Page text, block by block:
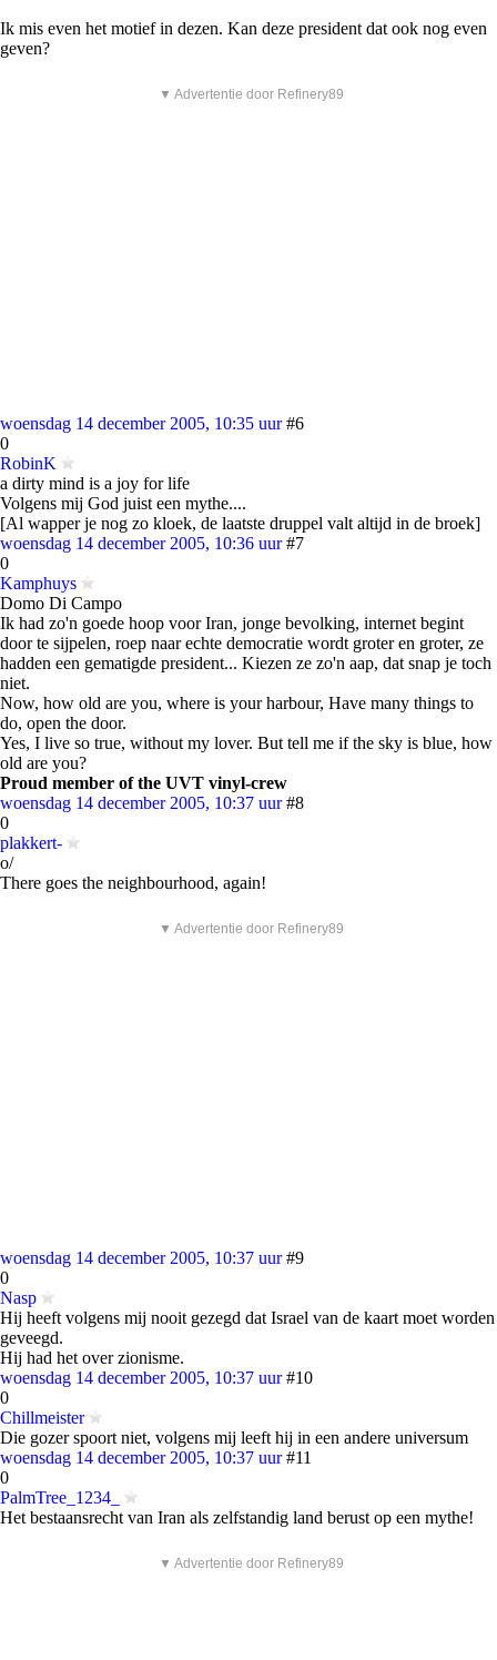
Ik mis even het motief in dezen. Kan deze president dat ook nog even
geven?
▼ Advertentie door Refinery89
woensdag 14 december 2005, 10:35 uur #6
0
RobinK
a dirty mind is a joy for life
Volgens mij God juist een mythe....
[Al wapper je nog zo kloek, de laatste druppel valt altijd in de broek]
woensdag 14 december 2005, 10:36 uur #7
0
Kamphuys
Domo Di Campo
Ik had zo'n goede hoop voor Iran, jonge bevolking, internet begint
door te sijpelen, roep naar echte democratie wordt groter en groter, ze
hadden een gematigde president... Kiezen ze zo'n aap, dat snap je toch
niet.
Now, how old are you, where is your harbour, Have many things to
do, open the door.
Yes, I live so true, without my lover. But tell me if the sky is blue, how
old are you?
Proud member of the UVT vinyl-crew
woensdag 14 december 2005, 10:37 uur #8
0
plakkert-
o/
There goes the neighbourhood, again!
▼ Advertentie door Refinery89
woensdag 14 december 2005, 10:37 uur #9
0
Nasp
Hij heeft volgens mij nooit gezegd dat Israel van de kaart moet worden
geveegd.
Hij had het over zionisme.
woensdag 14 december 2005, 10:37 uur #10
0
Chillmeister
Die gozer spoort niet, volgens mij leeft hij in een andere universum
woensdag 14 december 2005, 10:37 uur #11
0
PalmTree_1234_
Het bestaansrecht van Iran als zelfstandig land berust op een mythe!
▼ Advertentie door Refinery89